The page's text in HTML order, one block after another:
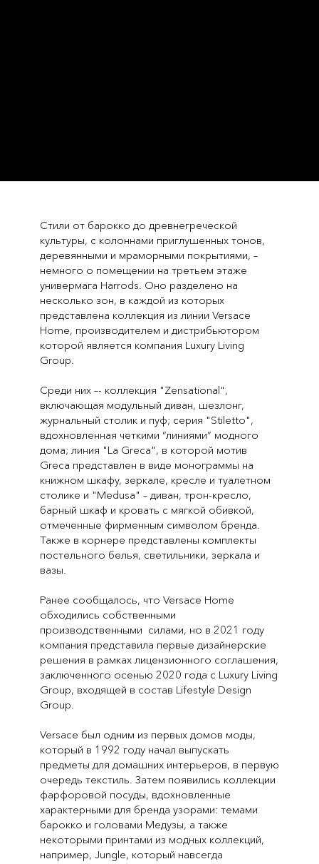
Стили от барокко до древнегреческой
культуры, с колоннами приглушенных тонов,
деревянными и мраморными покрытиями, –
немного о помещении на третьем этаже
универмага Harrods. Оно разделено на
несколько зон, в каждой из которых
представлена коллекция из линии Versace
Home, производителем и дистрибьютором
которой является компания Luxury Living
Group.
Среди них –- коллекция "Zensational",
включающая модульный диван, шезлонг,
журнальный столик и пуф; серия "Stiletto",
вдохновленная четкими “линиями” модного
дома; линия "La Greca", в которой мотив
Greca представлен в виде монограммы на
книжном шкафу, зеркале, кресле и туалетном
столике и "Medusa" – диван, трон-кресло,
барный шкаф и кровать с мягкой обивкой,
отмеченные фирменным символом бренда.
Также в корнере представлены комплекты
постельного белья, светильники, зеркала и
вазы.
Ранее сообщалось, что Versace Home
обходились собственными
производственными силами, но в 2021 году
компания представила первые дизайнерские
решения в рамках лицензионного соглашения,
заключенного осенью 2020 года с Luxury Living
Group, входящей в состав Lifestyle Design
Group.
Versace был одним из первых домов моды,
который в 1992 году начал выпускать
предметы для домашних интерьеров, в первую
очередь текстиль. Затем появились коллекции
фарфоровой посуды, вдохновленные
характерными для бренда узорами: темами
барокко и головами Медузы, а также
некоторыми принтами из модных коллекций,
например, Jungle, который навсегда